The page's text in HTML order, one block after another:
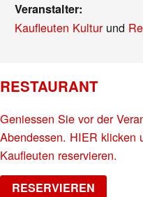
Veranstalter:
Kaufleuten Kulturund
RESTAURANT
Geniessen Sie vor der
Abendessen. HIER klicken
Kaufleuten reservieren.
RESERVIEREN